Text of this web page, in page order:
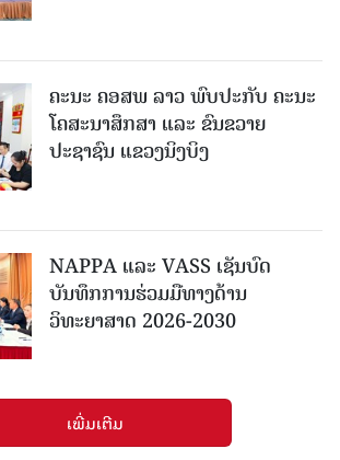
ຄະນະ ຄອສພ ລາວ ພົບປະກັບ ຄະນະ
ໂຄສະນາສຶກສາ ແລະ ຂົນຂວາຍ
ປະຊາຊົນ ແຂວງນິງບິງ
NAPPA ແລະ VASS ເຊັນບົດ
ບັນທຶກການຮ່ວມມືທາງດ້ານ
ວິທະຍາສາດ 2026-2030
ເພີ່ມເຕີມ